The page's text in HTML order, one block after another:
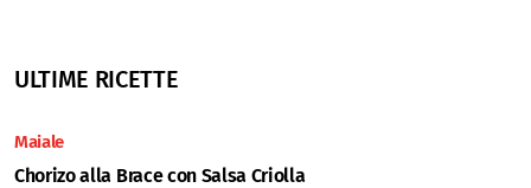
ULTIME RICETTE
Maiale
Chorizo alla Brace con Salsa Criolla